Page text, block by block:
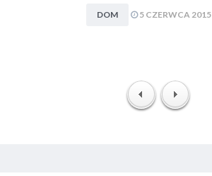
DOM 5 CZERWCA 2015